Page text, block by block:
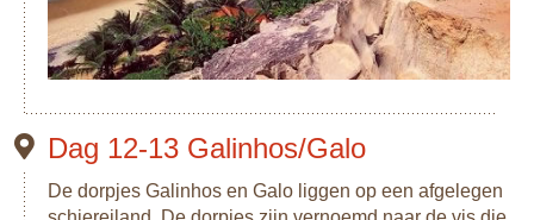
Dag 12-13 Galinhos/Galo
De dorpjes Galinhos en Galo liggen op een afgelegen